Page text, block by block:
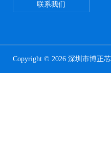
联系我们
Copyright © 2026 深圳市博正